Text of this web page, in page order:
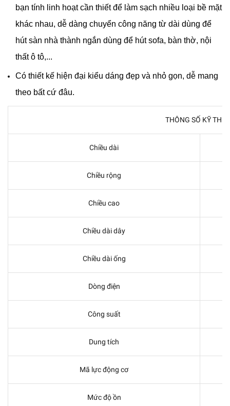
bạn tính linh hoạt cần thiết để làm sạch nhiều loại bề mặt
khác nhau, dễ dàng chuyển công năng từ dài dùng để
hút sàn nhà thành ngắn dùng để hút sofa, bàn thờ, nội
thất ô tô,...
Có thiết kế hiện đại kiểu dáng đẹp và nhỏ gọn, dễ mang
theo bất cứ đâu.
THÔNG SỐ KỸ
Chiều dài
Chiều rộng
Chiều cao
Chiều dài dây
Chiều dài ống
Dòng điện
Công suất
Dung tích
Mã lực động cơ
Mức độ ồn